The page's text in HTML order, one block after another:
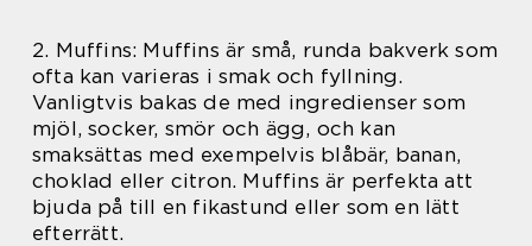
2. Muffins: Muffins är små, runda bakverk som
ofta kan varieras i smak och fyllning.
Vanligtvis bakas de med ingredienser som
mjöl, socker, smör och ägg, och kan
smaksättas med exempelvis blåbär, banan,
choklad eller citron. Muffins är perfekta att
bjuda på till en fikastund eller som en lätt
efterrätt.